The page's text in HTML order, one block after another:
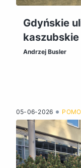
Gdyńskie
Andrzej Busler
05-06-2026